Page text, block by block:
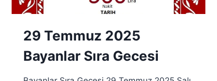
29 Temmuz 2025
Bayanlar Sıra Gecesi